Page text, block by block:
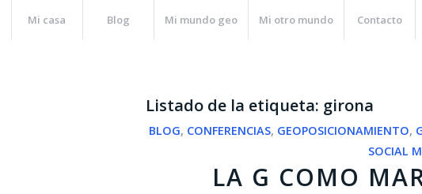
Mi casa Blog Mi mundo geo Mi otro mundo Contacto
Listado de la etiqueta: girona
BLOG, CONFERENCIAS, GEOPOSICIONAMIENTO,
SOCIAL
LA G COMO